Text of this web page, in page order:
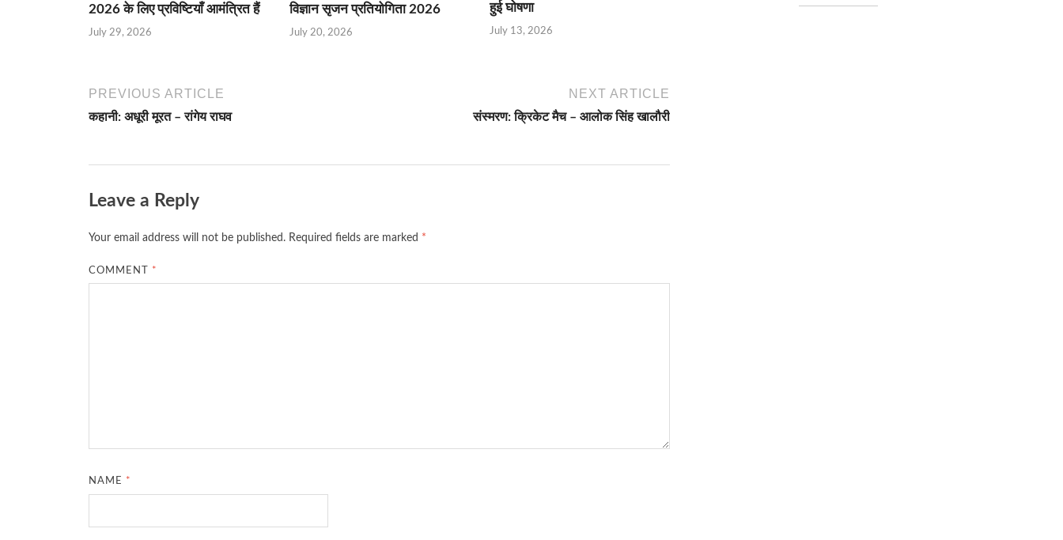
2026 के लिए प्रविष्टियाँ आमंत्रित हैं
July 29, 2026
विज्ञान सृजन प्रतियोगिता 2026
July 20, 2026
हुई घोषणा
July 13, 2026
PREVIOUS ARTICLE
कहानी: अधूरी मूरत – रांगेय राघव
NEXT ARTICLE
संस्मरण: क्रिकेट मैच – आलोक सिंह खालौरी
Leave a Reply
Your email address will not be published. Required fields are marked *
COMMENT *
NAME *